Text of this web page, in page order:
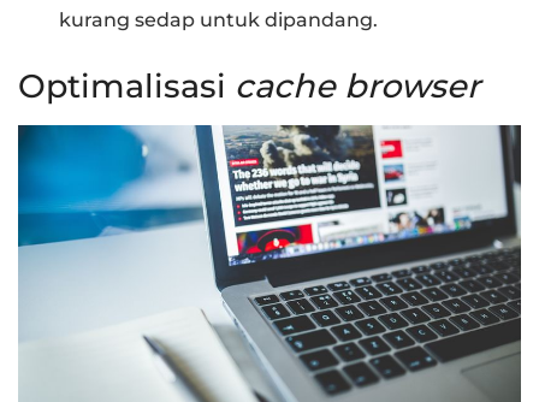
kurang sedap untuk dipandang.
Optimalisasi cache browser